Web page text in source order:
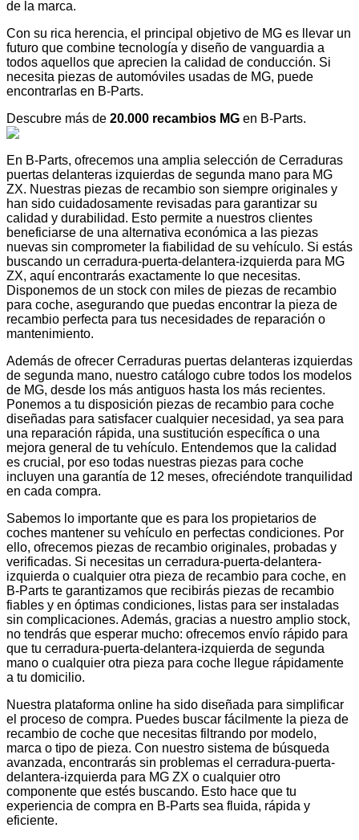
de la marca.
Con su rica herencia, el principal objetivo de MG es llevar un
futuro que combine tecnología y diseño de vanguardia a
todos aquellos que aprecien la calidad de conducción. Si
necesita piezas de automóviles usadas de MG, puede
encontrarlas en B-Parts.
Descubre más de 20.000 recambios MG en B-Parts.
En B-Parts, ofrecemos una amplia selección de Cerraduras
puertas delanteras izquierdas de segunda mano para MG
ZX. Nuestras piezas de recambio son siempre originales y
han sido cuidadosamente revisadas para garantizar su
calidad y durabilidad. Esto permite a nuestros clientes
beneficiarse de una alternativa económica a las piezas
nuevas sin comprometer la fiabilidad de su vehículo. Si estás
buscando un cerradura-puerta-delantera-izquierda para MG
ZX, aquí encontrarás exactamente lo que necesitas.
Disponemos de un stock con miles de piezas de recambio
para coche, asegurando que puedas encontrar la pieza de
recambio perfecta para tus necesidades de reparación o
mantenimiento.
Además de ofrecer Cerraduras puertas delanteras izquierdas
de segunda mano, nuestro catálogo cubre todos los modelos
de MG, desde los más antiguos hasta los más recientes.
Ponemos a tu disposición piezas de recambio para coche
diseñadas para satisfacer cualquier necesidad, ya sea para
una reparación rápida, una sustitución específica o una
mejora general de tu vehículo. Entendemos que la calidad
es crucial, por eso todas nuestras piezas para coche
incluyen una garantía de 12 meses, ofreciéndote tranquilidad
en cada compra.
Sabemos lo importante que es para los propietarios de
coches mantener su vehículo en perfectas condiciones. Por
ello, ofrecemos piezas de recambio originales, probadas y
verificadas. Si necesitas un cerradura-puerta-delantera-
izquierda o cualquier otra pieza de recambio para coche, en
B-Parts te garantizamos que recibirás piezas de recambio
fiables y en óptimas condiciones, listas para ser instaladas
sin complicaciones. Además, gracias a nuestro amplio stock,
no tendrás que esperar mucho: ofrecemos envío rápido para
que tu cerradura-puerta-delantera-izquierda de segunda
mano o cualquier otra pieza para coche llegue rápidamente
a tu domicilio.
Nuestra plataforma online ha sido diseñada para simplificar
el proceso de compra. Puedes buscar fácilmente la pieza de
recambio de coche que necesitas filtrando por modelo,
marca o tipo de pieza. Con nuestro sistema de búsqueda
avanzada, encontrarás sin problemas el cerradura-puerta-
delantera-izquierda para MG ZX o cualquier otro
componente que estés buscando. Esto hace que tu
experiencia de compra en B-Parts sea fluida, rápida y
eficiente.